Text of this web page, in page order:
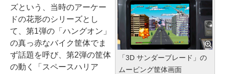
「3D サンダーブレード」の
ムービング筐体画面
ズという、当時のアーケー
ドの花形のシリーズとし
て、第1弾の「ハングオン」
の真っ赤なバイク筐体でま
ず話題を呼び、第2弾の筐体
の動く「スペースハリア